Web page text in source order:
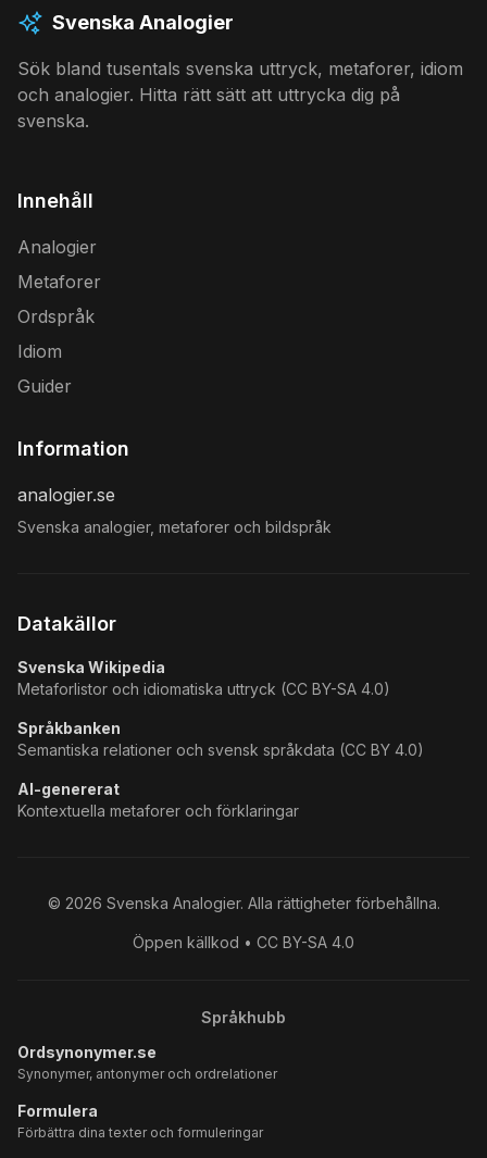
Svenska Analogier
Sök bland tusentals svenska uttryck, metaforer, idiom
och analogier. Hitta rätt sätt att uttrycka dig på
svenska.
Innehåll
Analogier
Metaforer
Ordspråk
Idiom
Guider
Information
analogier.se
Svenska analogier, metaforer och bildspråk
Datakällor
Svenska Wikipedia
Metaforlistor och idiomatiska uttryck (CC BY-SA 4.0)
Språkbanken
Semantiska relationer och svensk språkdata (CC BY 4.0)
AI-genererat
Kontextuella metaforer och förklaringar
© 2026 Svenska Analogier. Alla rättigheter förbehållna.
Öppen källkod • CC BY-SA 4.0
Språkhubb
Ordsynonymer.se
Synonymer, antonymer och ordrelationer
Formulera
Förbättra dina texter och formuleringar